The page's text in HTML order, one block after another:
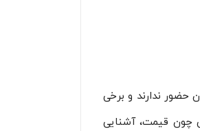
حضور ندارند و برخی
چون قیمت، آشنایی